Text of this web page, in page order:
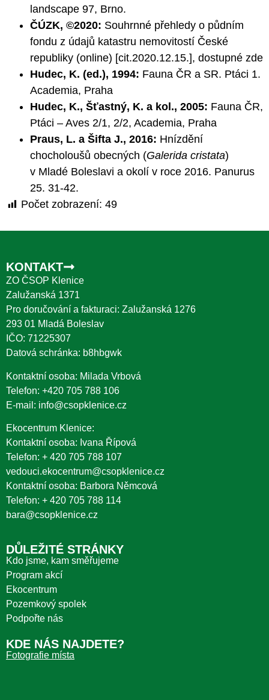
landscape 97, Brno.
ČÚZK, ©2020: Souhrnné přehledy o půdním
fondu z údajů katastru nemovitostí České
republiky (online) [cit.2020.12.15.], dostupné zde
Hudec, K. (ed.), 1994: Fauna ČR a SR. Ptáci 1.
Academia, Praha
Hudec, K., Šťastný, K. a kol., 2005: Fauna ČR,
Ptáci – Aves 2/1, 2/2, Academia, Praha
Praus, L. a Šifta J., 2016: Hnízdění
chocholoušů obecných (Galerida cristata)
v Mladé Boleslavi a okolí v roce 2016. Panurus
25. 31-42.
Počet zobrazení: 49
KONTAKT
ZO ČSOP Klenice
Zalužanská 1371
Pro doručování a fakturaci: Zalužanská 1276
293 01 Mladá Boleslav
IČO: 71225307
Datová schránka: b8hbgwk
Kontaktní osoba: Milada Vrbová
Telefon: +420 705 788 106
E-mail: info@csopklenice.cz
Ekocentrum Klenice:
Kontaktní osoba: Ivana Řípová
Telefon: + 420 705 788 107
vedouci.ekocentrum@csopklenice.cz
Kontaktní osoba: Barbora Němcová
Telefon: + 420 705 788 114
bara@csopklenice.cz
DŮLEŽITÉ STRÁNKY
Kdo jsme, kam směřujeme
Program akcí
Ekocentrum
Pozemkový spolek
Podpořte nás
KDE NÁS NAJDETE?
Fotografie místa